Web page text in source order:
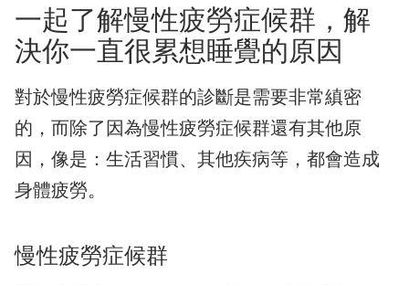
一起了解慢性疲勞症候群，解
決你一直很累想睡覺的原因
對於慢性疲勞症候群的診斷是需要非常縝密
的，而除了因為慢性疲勞症候群還有其他原
因，像是：生活習慣、其他疾病等，都會造成
身體疲勞。
慢性疲勞症候群